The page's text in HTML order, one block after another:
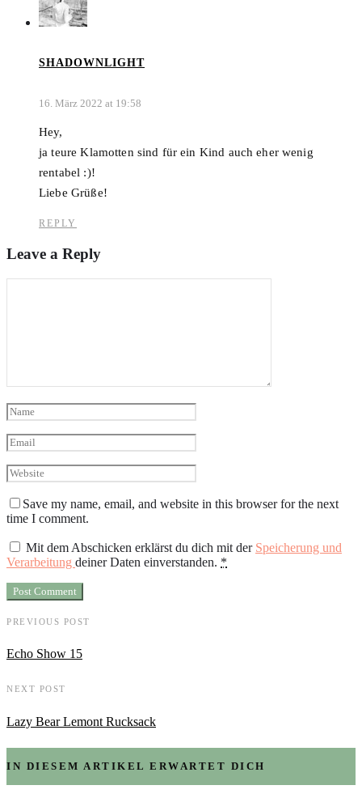
SHADOWNLIGHT
16. März 2022 at 19:58
Hey,
ja teure Klamotten sind für ein Kind auch eher wenig
rentabel :)!
Liebe Grüße!
REPLY
Leave a Reply
Save my name, email, and website in this browser for the next
time I comment.
Mit dem Abschicken erklärst du dich mit der Speicherung und
Verarbeitung deiner Daten einverstanden. *
PREVIOUS POST
Echo Show 15
NEXT POST
Lazy Bear Lemont Rucksack
IN DIESEM ARTIKEL ERWARTET DICH